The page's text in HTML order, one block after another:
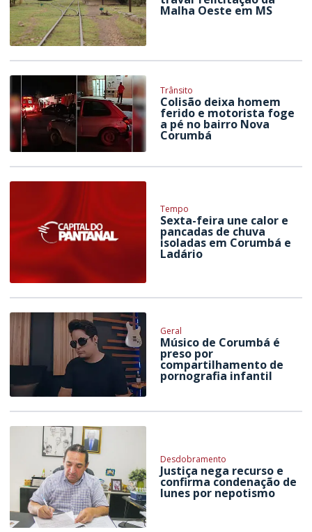
Malha Oeste em MS
Trânsito
Colisão deixa homem
ferido e motorista foge
a pé no bairro Nova
Corumbá
Tempo
Sexta-feira une calor e
pancadas de chuva
isoladas em Corumbá e
Ladário
Geral
Músico de Corumbá é
preso por
compartilhamento de
pornografia infantil
Desdobramento
Justiça nega recurso e
confirma condenação de
Iunes por nepotismo